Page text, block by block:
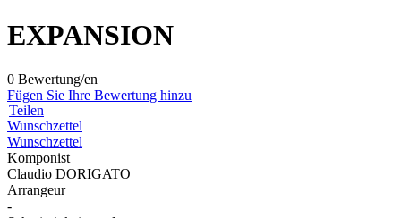
EXPANSION
0 Bewertung/en
Fügen Sie Ihre Bewertung hinzu
Teilen
Wunschzettel
Wunschzettel
Komponist
Claudio DORIGATO
Arrangeur
-